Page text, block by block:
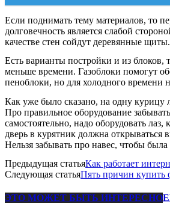
Если поднимать тему материалов, то
долговечность является слабой
качестве стен сойдут деревянные
Есть варианты постройки и из
меньше времени. Газоблоки помогут
пеноблоки, но для холодного времени
Как уже было сказано, на одну курицу
Про правильное оборудование
самостоятельно, надо оборудовать
дверь в курятник должна
Нельзя забывать про навес, чтобы
Предыдущая статьяКак работает
Следующая статьяПять причин
ЭТО МОЖЕТ БЫТЬ ИНТЕРЕСНО